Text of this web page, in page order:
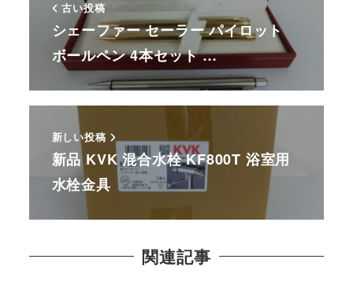
古い投稿
シェーファー セーラー パイロット
ボールペン 4本セット …
新しい投稿
新品 KVK 混合水栓 KF800T 浴室用
水栓金具
関連記事